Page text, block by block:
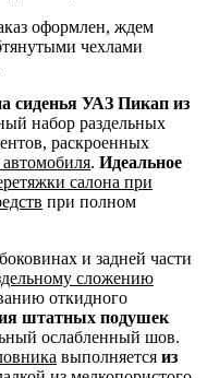
оформлен, ждем
чехлами
сиденья УАЗ Пикап из
набор раздельных
раскроенных
автомобиля. Идеальное
салона при
при полном
и задней части
сложению
откидного
штатных подушек
ослабленный шов.
выполняется из